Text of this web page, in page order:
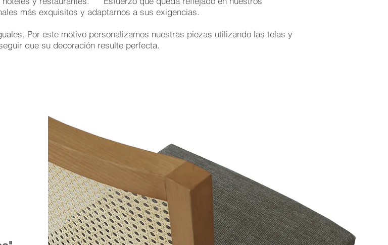
más exquisitos y adaptarnos a sus exigencias.
Por este motivo personalizamos nuestras piezas utilizando las telas y
que su decoración resulte perfecta.